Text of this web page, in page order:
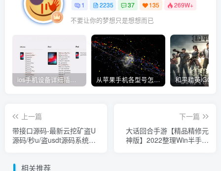
1 2235 37 135 269W+
不要让你的梦想只是想想而已
ios手机设备详细插件平刷教程 从苹果手机各型号怎么越狱到怎么开科技完整教程
上一篇
带接口源码-最新云挖矿盗U
源码/秒u/盗usdt源码系统带
下一篇
大话回合手游【精品精修元
神版】2022整理Win半手工
相关推荐